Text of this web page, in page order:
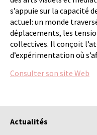
s’appuie sur la capacité
actuel: un monde
déplacements, les
collectives. Il conçoit
d’expérimentation où
Consulter son site Web
Actualités